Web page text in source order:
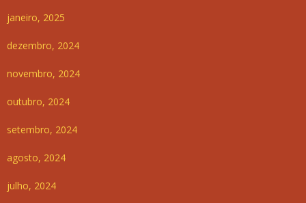
janeiro, 2025
dezembro, 2024
novembro, 2024
outubro, 2024
setembro, 2024
agosto, 2024
julho, 2024